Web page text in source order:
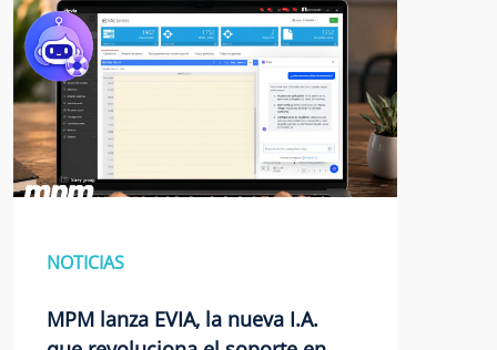
NOTICIAS
MPM lanza EVIA, la nueva I.A.